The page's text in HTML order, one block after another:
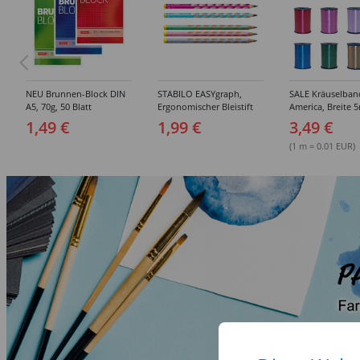
NEU Brunnen-Block DIN
A5, 70g, 50 Blatt
ungelocht - Verschiedene
Lineatur
1,49 €
STABILO EASYgraph,
Ergonomischer Bleistift
für Linkshänder, HB -
Verschiedene Farben
1,99 €
SALE
America, Breite
500m auf der
Verschiedene
3,49 €
(1 m = 0.01 EUR)